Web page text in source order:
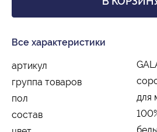
Все характеристики
артикул
группа товаров
пол
для
состав